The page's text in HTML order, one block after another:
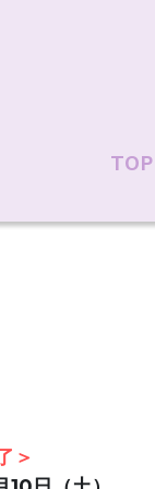
TOP
TOP
＞